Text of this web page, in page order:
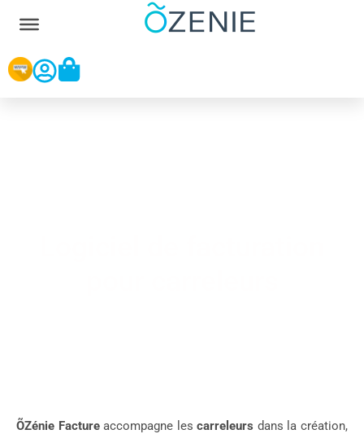
ÕZénie Factureaccompagne lescarreleurs dans la création,